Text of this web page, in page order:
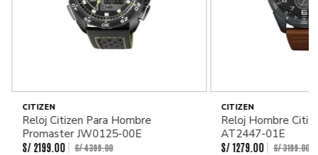
CITIZEN
Reloj Citizen Para Hombre
Promaster JW0125-00E
S/ 2199. 00 S/4399.00
CITIZEN
Reloj Hombre
AT2447-01E
S/ 1279 00 S/3199.00